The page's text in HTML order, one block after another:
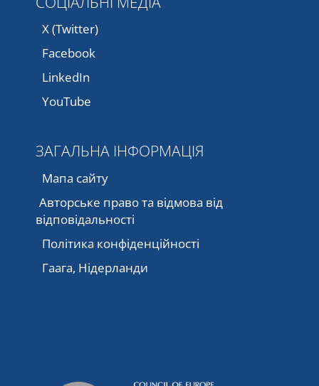
X (Twitter)
Facebook
LinkedIn
YouTube
ЗАГАЛЬНА ІНФОРМАЦІЯ
Мапа сайту
Авторське право та відмова від
відповідальності
Політика конфіденційності
Гаага, Нідерланди